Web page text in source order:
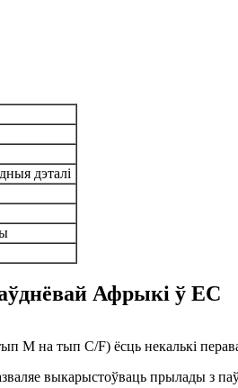
дэталі
Афрыкі ў ЕС
M на тып C/F) ёсць некалькі
выкарыстоўваць прылады з